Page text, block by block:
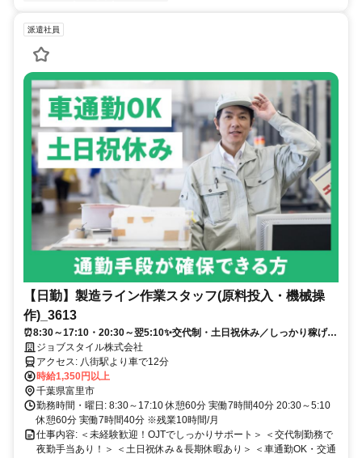
派遣社員
【日勤】製造ライン作業スタッフ(原料投入・機械操
作)_3613
⏰8:30～17:10・20:30～翌5:10✨交代制・土日祝休み／しっかり稼げる
高時給1350円❗／未経験歓迎⭐OJT研修ありで安心スタート✅／
ジョブスタイル株式会社
アクセス: 八街駅より車で12分
時給1,350円以上
千葉県富里市
勤務時間・曜日: 8:30～17:10 休憩60分 実働7時間40分 20:30～5:10
休憩60分 実働7時間40分 ※残業10時間/月
仕事内容: ＜未経験歓迎！OJTでしっかりサポート＞ ＜交代制勤務で
夜勤手当あり！＞ ＜土日祝休み＆長期休暇あり＞ ＜車通勤OK・交通